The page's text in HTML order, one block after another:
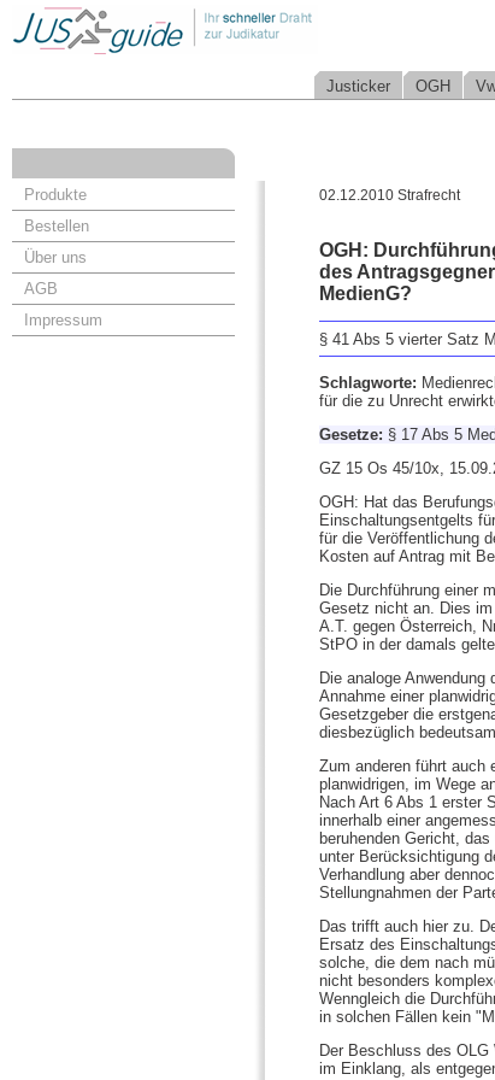
Justicker OGH
Produkte
Bestellen
Über uns
AGB
Impressum
02.12.2010 Strafrecht
OGH:
des
MedienG?
§ 41 Abs 5 vierter Satz
Schlagworte:
für die zu Unrecht
Gesetze: § 17 Abs 5
GZ 15 Os 45/10x,
OGH: Hat das
Einschaltungsentgelts
für die Veröffentlichung
Kosten auf Antrag mit
Die Durchführung einer
Gesetz nicht an. Dies
A.T. gegen Österreich,
StPO in der damals
Die analoge
Annahme einer
Gesetzgeber die
diesbezüglich
Zum anderen führt auch
planwidrigen, im Wege
Nach Art 6 Abs 1 erster
innerhalb einer
beruhenden Gericht,
unter Berücksichtigung
Verhandlung aber
Stellungnahmen der
Das trifft auch hier zu.
Ersatz des
solche, die dem nach
nicht besonders
Wenngleich die
in solchen Fällen kein
Der Beschluss des
im Einklang, als